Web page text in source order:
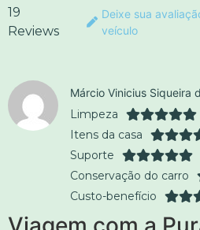
19
Reviews
Deixe sua
veículo
Márcio Vinicius Siqueira
Limpeza
Itens da casa
Suporte
Conservação do carro
Custo-benefício